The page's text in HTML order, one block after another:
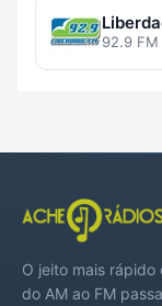
92.9
O jeito mais rápido
do AM ao FM